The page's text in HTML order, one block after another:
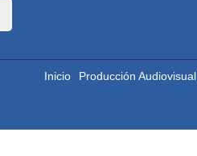
Inicio Producción Audiovisual